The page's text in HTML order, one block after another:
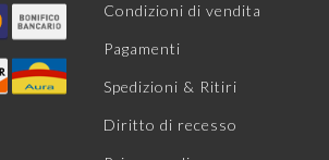
Condizioni di vendita
Pagamenti
Spedizioni & Ritiri
Diritto di recesso